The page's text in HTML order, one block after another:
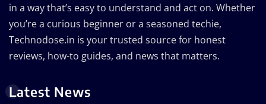
in a way that’s easy to understand and act on. Whether
you’re a curious beginner or a seasoned techie,
Technodose.in is your trusted source for honest
reviews, how-to guides, and news that matters.
Latest News